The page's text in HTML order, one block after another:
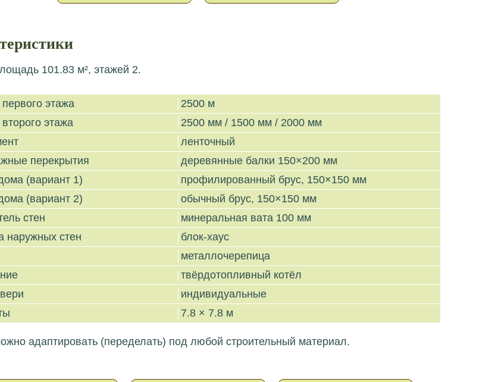
101.83 м², этажей 2.
этажа
2500 м
этажа
2500 мм / 1500 мм / 2000 мм
ленточный
перекрытия
деревянные балки 150×200 мм
(вариант 1)
профилированный брус, 150×150 мм
(вариант 2)
обычный брус, 150×150 мм
стен
минеральная вата 100 мм
наружных стен
блок-хаус
металлочерепица
твёрдотопливный котёл
индивидуальные
7.8 × 7.8 м
адаптировать (переделать) под любой строительный материал.